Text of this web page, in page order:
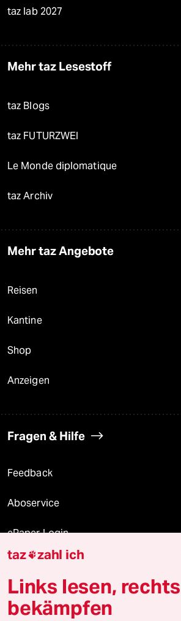
taz lab 2027
Mehr taz Lesestoff
taz Blogs
taz FUTURZWEI
Le Monde diplomatique
taz Archiv
Mehr taz Angebote
Reisen
Kantine
Shop
Anzeigen
Fragen & Hilfe
Feedback
Aboservice
ePaper Login
Downloads für Abonnierende
taz zahl ich
Links lesen, rechts
bekämpfen